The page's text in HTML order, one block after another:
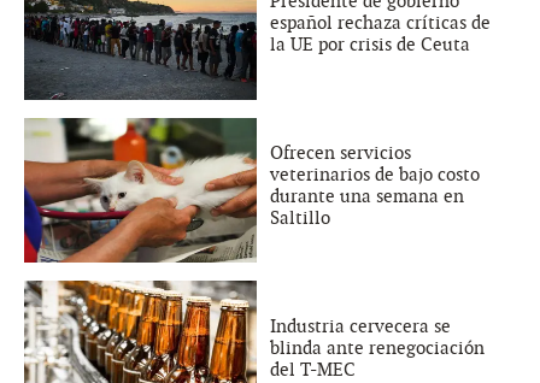
español rechaza críticas de
la UE por crisis de Ceuta
Ofrecen servicios
veterinarios de bajo costo
durante una semana en
Saltillo
Industria cervecera se
blinda ante renegociación
del T-MEC